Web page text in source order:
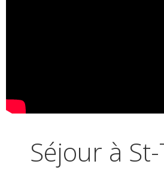
Séjour à